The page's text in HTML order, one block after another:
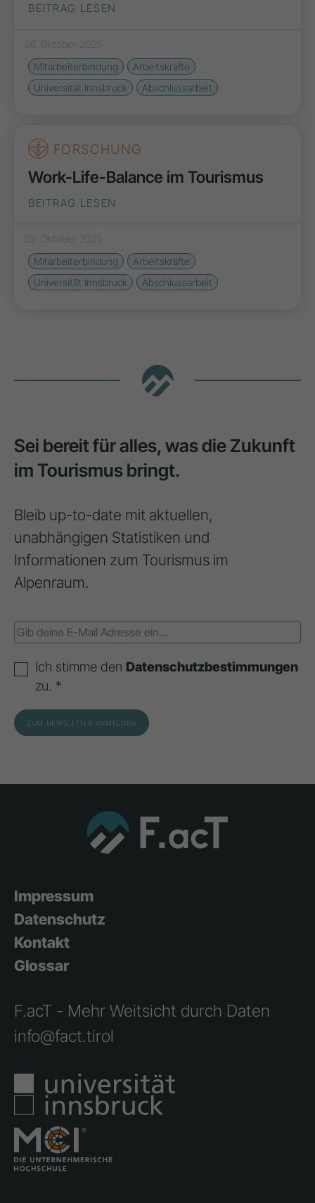
BEITRAG LESEN
06. Oktober 2025
Mitarbeiterbindung
Arbeitskräfte
Universität Innsbruck
Abschlussarbeit
FORSCHUNG
Work-Life-Balance im Tourismus
BEITRAG LESEN
02. Oktober 2025
Mitarbeiterbindung
Arbeitskräfte
Universität Innsbruck
Abschlussarbeit
Sei bereit für alles, was die Zukunft
im Tourismus bringt.
Bleib up-to-date mit aktuellen,
unabhängigen Statistiken und
Informationen zum Tourismus im
Alpenraum.
Ich stimme den Datenschutzbestimmungen
zu. *
Impressum
Datenschutz
Kontakt
Glossar
F.acT - Mehr Weitsicht durch Daten
info@fact.tirol